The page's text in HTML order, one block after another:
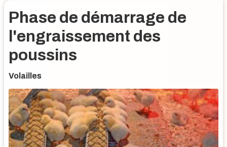
Phase de démarrage de
l'engraissement des
poussins
Volailles